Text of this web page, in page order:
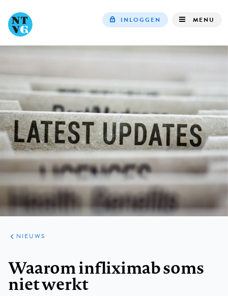
navigation
INLOGGEN MENU
ARTIKELEN
HET
KORT
NIEUWS
Waarom infliximab soms
niet werkt